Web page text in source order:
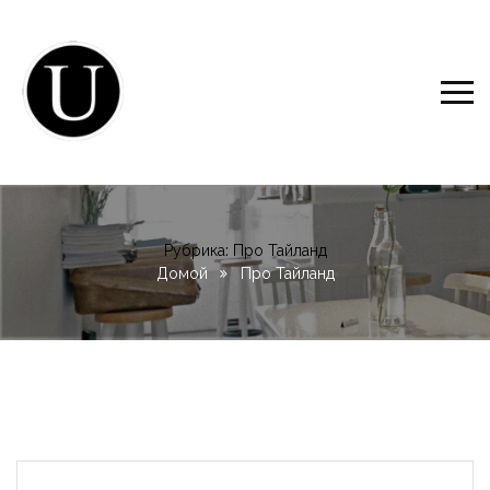
Рубрика: Про Тайланд
Домой
Про Тайланд